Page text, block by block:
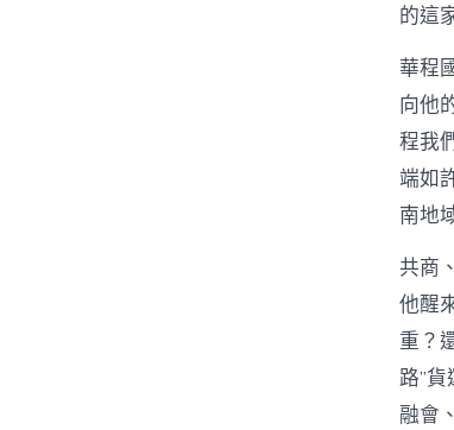
的這
華程
向他
程我
端如
南地
共商
他醒
重？
路”貨
融會